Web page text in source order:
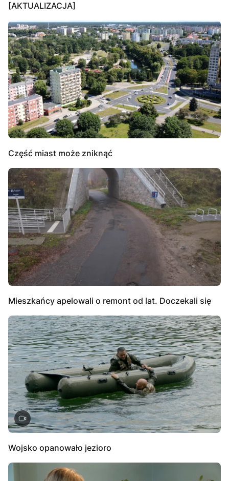
[AKTUALIZACJA]
Część miast może zniknąć
Mieszkańcy apelowali o remont od lat. Doczekali się
Wojsko opanowało jezioro